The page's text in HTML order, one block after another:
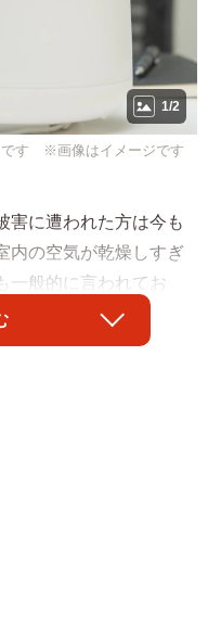
1/2
です ※画像はイメージです
害に遭われた方は今も
内の空気が乾燥しすぎ
一般的に言われてお
、乾燥を防ぐ方策も考
などについて日々投稿